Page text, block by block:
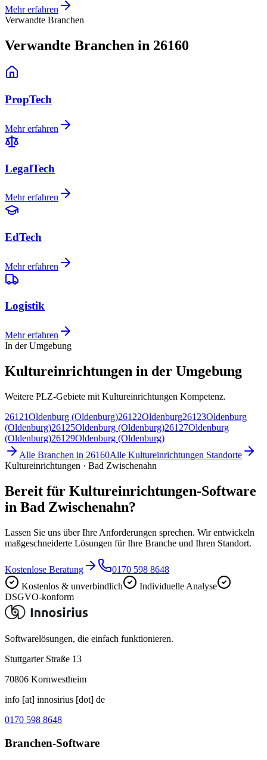
Mehr erfahren
Verwandte Branchen
Verwandte Branchen in 26160
PropTech
Mehr erfahren
LegalTech
Mehr erfahren
EdTech
Mehr erfahren
Logistik
Mehr erfahren
In der Umgebung
Kultureinrichtungen in der Umgebung
Weitere PLZ-Gebiete mit Kultureinrichtungen Kompetenz.
26121Oldenburg (Oldenburg)26122Oldenburg26123Oldenburg
(Oldenburg)26125Oldenburg (Oldenburg)26127Oldenburg
(Oldenburg)26129Oldenburg (Oldenburg)
Alle Branchen in 26160Alle Kultureinrichtungen Standorte
Kultureinrichtungen · Bad Zwischenahn
Bereit für Kultureinrichtungen-Software
in Bad Zwischenahn?
Lassen Sie uns über Ihre Anforderungen sprechen. Wir entwickeln
maßgeschneiderte Lösungen für Ihre Branche und Ihren Standort.
Kostenlose Beratung
0170 598 8648
Kostenlos & unverbindlich
Individuelle Analyse
DSGVO-konform
Softwarelösungen, die einfach funktionieren.
Stuttgarter Straße 13
70806 Kornwestheim
info [at] innosirius [dot] de
0170 598 8648
Branchen-Software